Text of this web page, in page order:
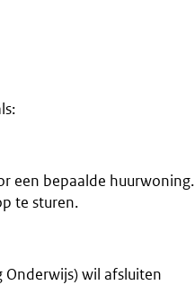
een bepaalde huurwoning.
te sturen.
wil afsluiten